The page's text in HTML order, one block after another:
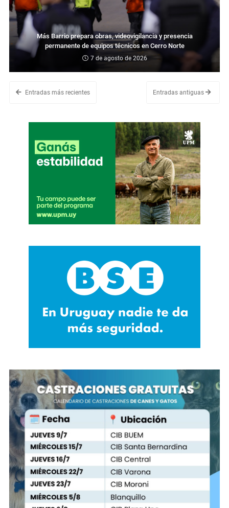
Más Barrio prepara obras, videovigilancia y presencia
permanente de equipos técnicos en Cerro Norte
7 de agosto de 2026
Entradas más recientes Entradas antiguas